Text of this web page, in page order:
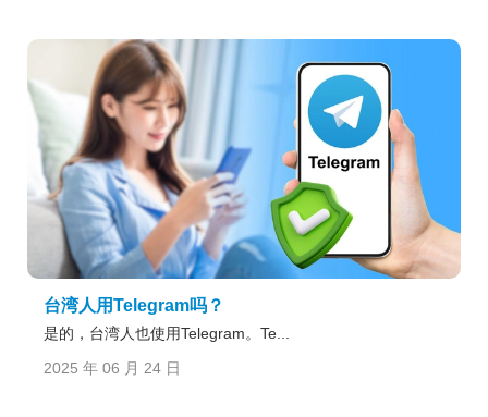
台湾人用Telegram吗？
是的，台湾人也使用Telegram。Te...
2025 年 06 月 24 日